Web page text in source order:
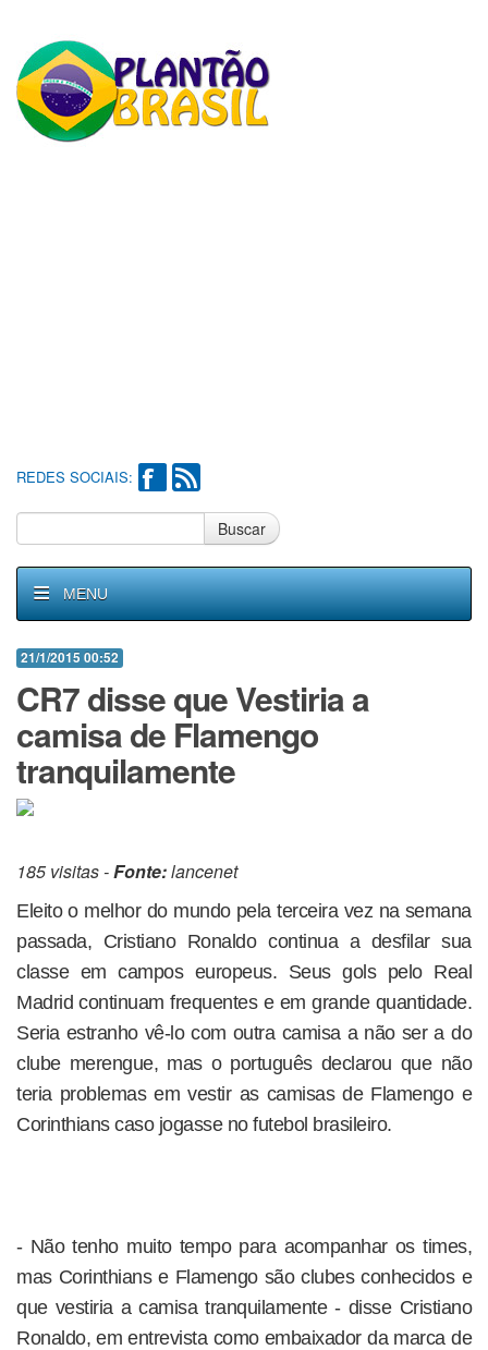
REDES SOCIAIS:
Buscar
MENU
21/1/2015 00:52
CR7 disse que Vestiria a
camisa de Flamengo
tranquilamente
185 visitas -Fonte:lancenet
Eleito o melhor do mundo pela terceira vez na semana
passada, Cristiano Ronaldo continua a desfilar sua
classe em campos europeus. Seus gols pelo Real
Madrid continuam frequentes e em grande quantidade.
Seria estranho vê-lo com outra camisa a não ser a do
clube merengue, mas o português declarou que não
teria problemas em vestir as camisas de Flamengo e
Corinthians caso jogasse no futebol brasileiro.
- Não tenho muito tempo para acompanhar os times,
mas Corinthians e Flamengo são clubes conhecidos e
que vestiria a camisa tranquilamente - disse Cristiano
Ronaldo, em entrevista como embaixador da marca de